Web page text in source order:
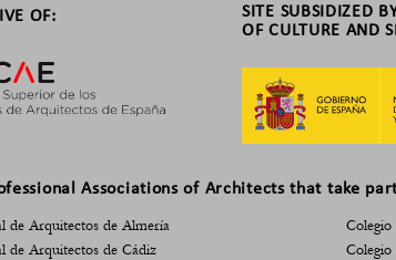
OF:
SITE SUBSIDIZED
OF CULTURE AND
Associations of Architects that take
de Arquitectos de Almería
de Arquitectos de Cádiz